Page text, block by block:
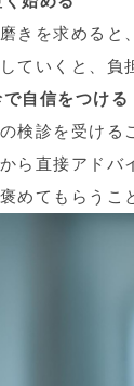
きを求めると
ていくと、負
自信をつける
検診を受け
ら直接アドバ
めてもらうこ